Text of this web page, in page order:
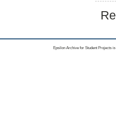
Epsilon Archive for Student Projects is